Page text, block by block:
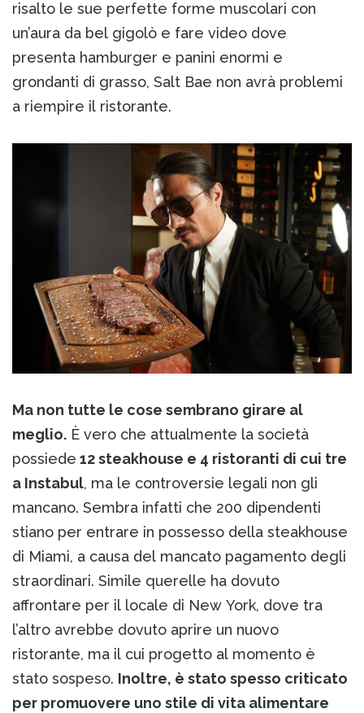
risalto le sue perfette forme muscolari con
un’aura da bel gigolò e fare video dove
presenta hamburger e panini enormi e
grondanti di grasso, Salt Bae non avrà problemi
a riempire il ristorante.
Ma non tutte le cose sembrano girare al
meglio. È vero che attualmente la società
possiede 12 steakhouse e 4 ristoranti di cui tre
a Instabul, ma le controversie legali non gli
mancano. Sembra infatti che 200 dipendenti
stiano per entrare in possesso della steakhouse
di Miami, a causa del mancato pagamento degli
straordinari. Simile querelle ha dovuto
affrontare per il locale di New York, dove tra
l’altro avrebbe dovuto aprire un nuovo
ristorante, ma il cui progetto al momento è
stato sospeso. Inoltre, è stato spesso criticato
per promuovere uno stile di vita alimentare